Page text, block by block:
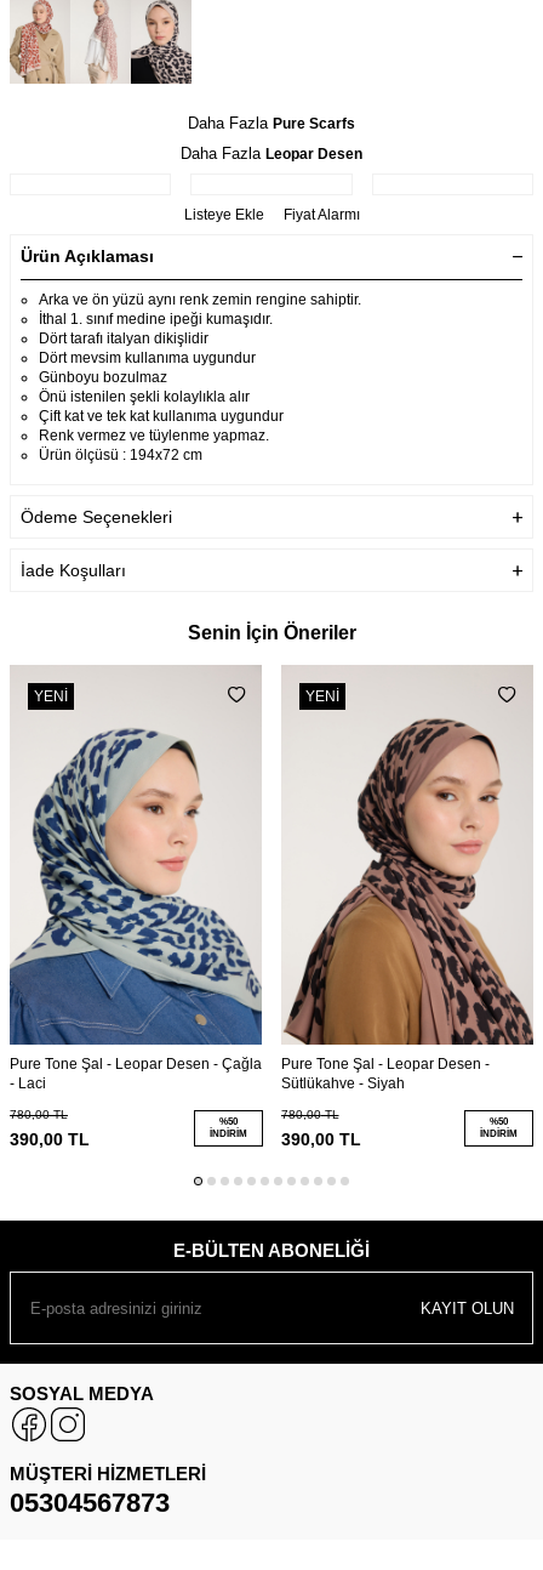
Daha Fazla Pure Scarfs
Daha Fazla Leopar Desen
Listeye Ekle Fiyat Alarmı
Ürün Açıklaması
Arka ve ön yüzü aynı renk zemin rengine sahiptir.
İthal 1. sınıf medine ipeği kumaşıdır.
Dört tarafı italyan dikişlidir
Dört mevsim kullanıma uygundur
Günboyu bozulmaz
Önü istenilen şekli kolaylıkla alır
Çift kat ve tek kat kullanıma uygundur
Renk vermez ve tüylenme yapmaz.
Ürün ölçüsü : 194x72 cm
Ödeme Seçenekleri
İade Koşulları
Senin İçin Öneriler
YENI
Pure Tone Şal - Leopar Desen - Çağla
- Laci
780,00TL
390,00 TL
%50
İNDIRIM
YENI
Pure Tone Şal - Leopar Desen -
Sütlükahve - Siyah
780,00TL
390,00TL
%50
İNDIRIM
E-BÜLTEN ABONELIĞI
KAYIT OLUN
SOSYAL MEDYA
MÜŞTERI HIZMETLERI
05304567873